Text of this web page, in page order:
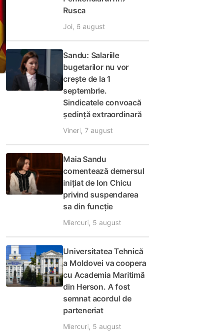
Rusca
Joi, 6 august
Sandu: Salariile
bugetarilor nu vor
crește de la 1
septembrie.
Sindicatele convoacă
ședință extraordinară
Vineri, 7 august
Maia Sandu
comentează demersul
inițiat de Ion Chicu
privind suspendarea
sa din funcție
Miercuri, 5 august
Universitatea Tehnică
a Moldovei va coopera
cu Academia Maritimă
din Herson. A fost
semnat acordul de
parteneriat
Miercuri, 5 august